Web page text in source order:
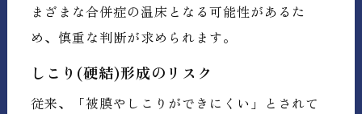
まざまな合併症の温床となる可能性があるた
め、慎重な判断が求められます。
しこり(硬結)形成のリスク
従来、「被膜やしこりができにくい」とされて